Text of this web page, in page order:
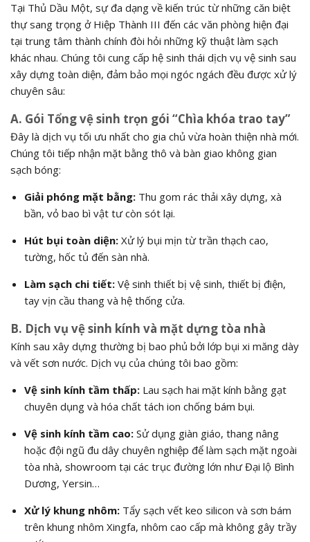
Tại Thủ Dầu Một, sự đa dạng về kiến trúc từ những căn biệt
thự sang trọng ở Hiệp Thành III đến các văn phòng hiện đại
tại trung tâm thành chính đòi hỏi những kỹ thuật làm sạch
khác nhau. Chúng tôi cung cấp hệ sinh thái dịch vụ vệ sinh sau
xây dựng toàn diện, đảm bảo mọi ngóc ngách đều được xử lý
chuyên sâu:
A. Gói Tổng vệ sinh trọn gói “Chìa khóa trao tay”
Đây là dịch vụ tối ưu nhất cho gia chủ vừa hoàn thiện nhà mới.
Chúng tôi tiếp nhận mặt bằng thô và bàn giao không gian
sạch bóng:
Giải phóng mặt bằng:Thu gom rác thải xây dựng, xà
bần, vỏ bao bì vật tư còn sót lại.
Hút bụi toàn diện:Xử lý bụi mịn từ trần thạch cao,
tường, hốc tủ đến sàn nhà.
Làm sạch chi tiết:Vệ sinh thiết bị vệ sinh, thiết bị điện,
tay vịn cầu thang và hệ thống cửa.
B. Dịch vụ vệ sinh kính và mặt dựng tòa nhà
Kính sau xây dựng thường bị bao phủ bởi lớp bụi xi măng dày
và vết sơn nước. Dịch vụ của chúng tôi bao gồm:
Vệ sinh kính tầm thấp:Lau sạch hai mặt kính bằng gạt
chuyên dụng và hóa chất tách ion chống bám bụi.
Vệ sinh kính tầm cao:Sử dụng giàn giáo, thang nâng
hoặc đội ngũ đu dây chuyên nghiệp để làm sạch mặt ngoài
tòa nhà, showroom tại các trục đường lớn như Đại lộ Bình
Dương, Yersin…
Xử lý khung nhôm:Tẩy sạch vết keo silicon và sơn bám
trên khung nhôm Xingfa, nhôm cao cấp mà không gây trầy